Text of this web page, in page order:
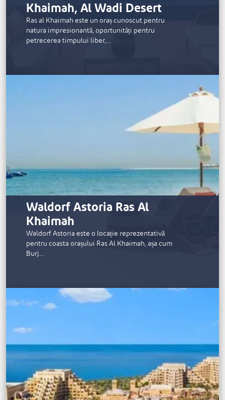
Khaimah, Al Wadi Desert
Ras al Khaimah este un oraș cunoscut pentru
natura impresionantă, oportunități pentru
petrecerea timpului liber,…
Waldorf Astoria Ras Al
Khaimah
Waldorf Astoria este o locație reprezentativă
pentru coasta orașului Ras Al Khaimah, așa cum
Burj…